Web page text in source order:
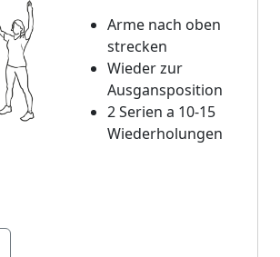
Arme nach oben
strecken
Wieder zur
Ausgansposition
2 Serien a 10-15
Wiederholungen